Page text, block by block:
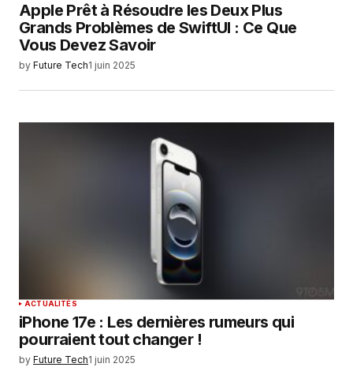
Apple Prêt à Résoudre les Deux Plus
Grands Problèmes de SwiftUI : Ce Que
Vous Devez Savoir
by Future Tech1 juin 2025
ACTUALITÉS
iPhone 17e : Les dernières rumeurs qui
pourraient tout changer !
by Future Tech1 juin 2025